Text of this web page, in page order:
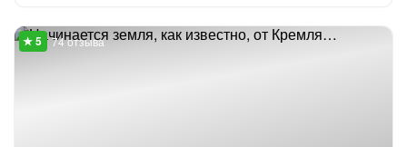
74 отзыва